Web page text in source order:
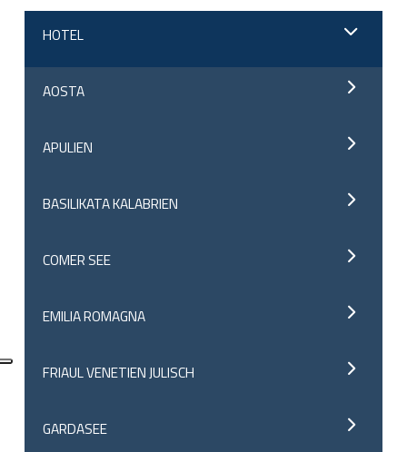
HOTEL
AOSTA
APULIEN
BASILIKATA KALABRIEN
COMER SEE
EMILIA ROMAGNA
FRIAUL VENETIEN JULISCH
GARDASEE